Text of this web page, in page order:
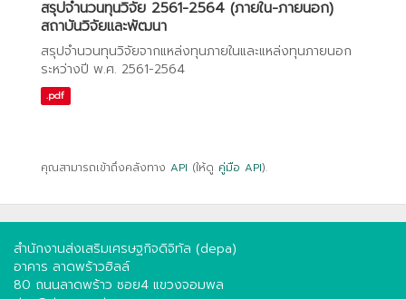
สรุปจำนวนทุนวิจัย 2561-2564 (ภายใน-ภายนอก)
สถาบันวิจัยและพัฒนา
สรุปจำนวนทุนวิจัยจากแหล่งทุนภายในและแหล่งทุนภายนอก
ระหว่างปี พ.ศ. 2561-2564
.pdf
คุณสามารถเข้าถึงคลังทาง API (ให้ดู คู่มือ API).
สำนักงานส่งเสริมเศรษฐกิจดิจิทัล (depa)
อาคาร ลาดพร้าวฮิลล์
80 ถนนลาดพร้าว ซอย4 แขวงจอมพล